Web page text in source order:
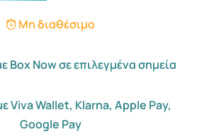
Μη διαθέσιμο
Box Now σε επιλεγμένα σημεία
Viva Wallet, Klarna, Apple Pay,
Google Pay